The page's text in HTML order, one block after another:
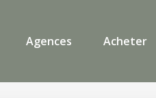
Agences Acheter